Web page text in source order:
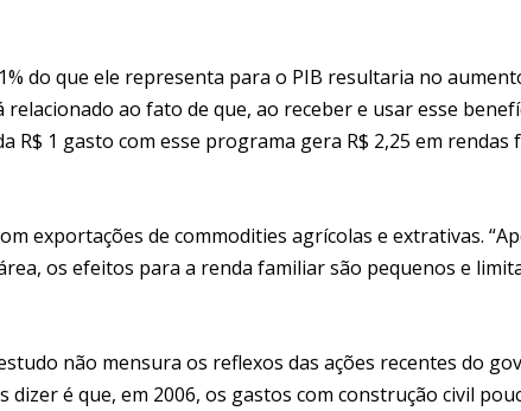
do que ele representa para o PIB resultaria no
ao fato de que, ao receber e usar esse
R$ 1 gasto com esse programa gera R$ 2,25 em rendas
exportações de commodities agrícolas e extrativas.
os efeitos para a renda familiar são pequenos e
não mensura os reflexos das ações recentes do
dizer é que, em 2006, os gastos com construção civil